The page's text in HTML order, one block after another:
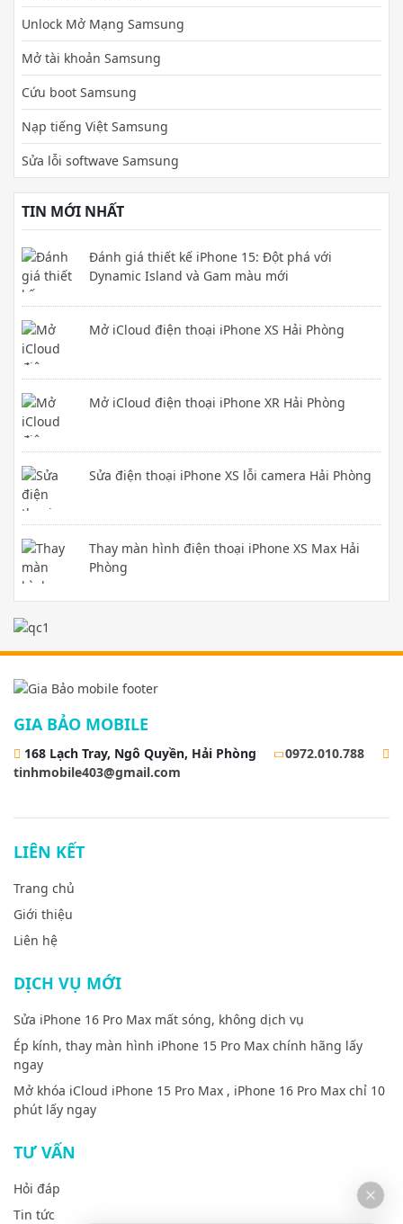
Unlock Mở Mạng Samsung
Mở tài khoản Samsung
Cứu boot Samsung
Nạp tiếng Việt Samsung
Sửa lỗi softwave Samsung
TIN MỚI NHẤT
Đánh giá thiết kế iPhone 15: Đột phá với
Dynamic Island và Gam màu mới
Mở iCloud điện thoại iPhone XS Hải Phòng
Mở iCloud điện thoại iPhone XR Hải Phòng
Sửa điện thoại iPhone XS lỗi camera Hải Phòng
Thay màn hình điện thoại iPhone XS Max Hải
Phòng
GIA BẢO MOBILE
168 Lạch Tray, Ngô Quyền, Hải Phòng
0972.010.788
tinhmobile403@gmail.com
LIÊN KẾT
Trang chủ
Giới thiệu
Liên hệ
DỊCH VỤ MỚI
Sửa iPhone 16 Pro Max mất sóng, không dịch vụ
Ép kính, thay màn hình iPhone 15 Pro Max chính hãng lấy
ngay
Mở khóa iCloud iPhone 15 Pro Max , iPhone 16 Pro Max chỉ 10
phút lấy ngay
TƯ VẤN
Hỏi đáp
Tin tức